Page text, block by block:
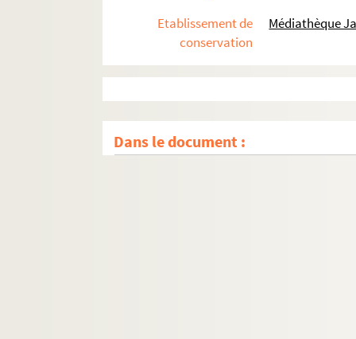
Etablissement de
conservation
Médiathèque
Dans le document :